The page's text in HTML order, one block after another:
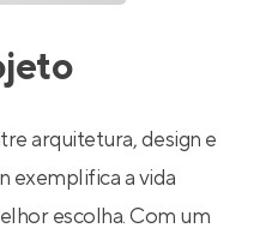
arquitetura, design e
exemplifica a vida
escolha. Com um